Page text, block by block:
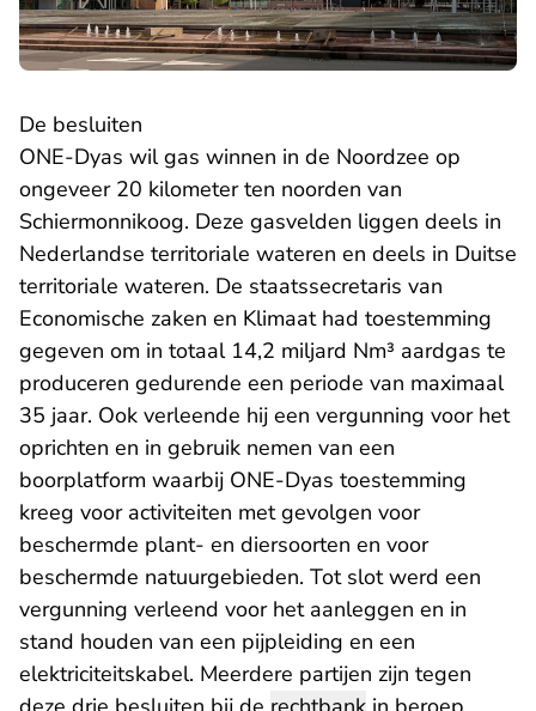
De besluiten
ONE-Dyas wil gas winnen in de Noordzee op
ongeveer 20 kilometer ten noorden van
Schiermonnikoog. Deze gasvelden liggen deels in
Nederlandse territoriale wateren en deels in Duitse
territoriale wateren. De staatssecretaris van
Economische zaken en Klimaat had toestemming
gegeven om in totaal 14,2 miljard Nm³ aardgas te
produceren gedurende een periode van maximaal
35 jaar. Ook verleende hij een vergunning voor het
oprichten en in gebruik nemen van een
boorplatform waarbij ONE-Dyas toestemming
kreeg voor activiteiten met gevolgen voor
beschermde plant- en diersoorten en voor
beschermde natuurgebieden. Tot slot werd een
vergunning verleend voor het aanleggen en in
stand houden van een pijpleiding en een
elektriciteitskabel. Meerdere partijen zijn tegen